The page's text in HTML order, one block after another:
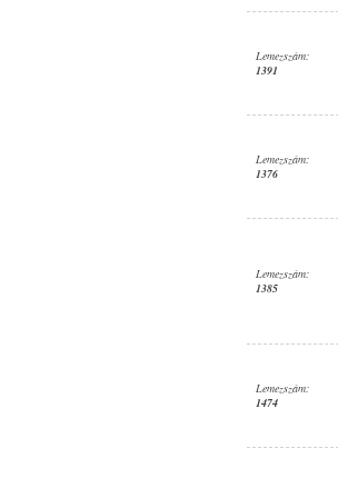
Lemezszám:
1391
Lemezszám:
1376
Lemezszám:
1385
Lemezszám:
1474